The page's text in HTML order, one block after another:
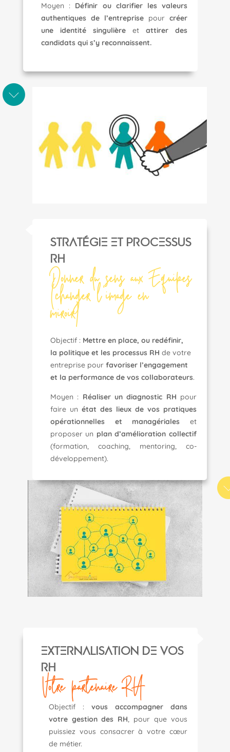
Moyen : Définir ou clarifier les valeurs
authentiques de l’entreprise pourcréer
une identité singulière etattirer des
candidats qui s’y reconnaissent.
STRATÉGIE ET PROCESSUS
Rh
Donner du sens aux Equipes
(changer l’image en
miroir)changer l’ige en
Objectif : Mettre en place, ou redéfinir,
la politique et les processus RH de votre
entreprise pour favoriser l’engagement
et la performance de vos collaborateurs.
Moyen : Réaliser un diagnostic RH pour
faire un état des lieux de vos pratiques
opérationnelles et managériales et
proposer un plan d’amélioration collectif
(formation, coaching, mentoring, co-
développement).
EXTERNALISATION DE VOS
Rh
Votre partenaire RH
Objectif :vous accompagner dans
votre gestion des RH, pour que vous
puissiez vous consacrer à votre cœur
de métier.